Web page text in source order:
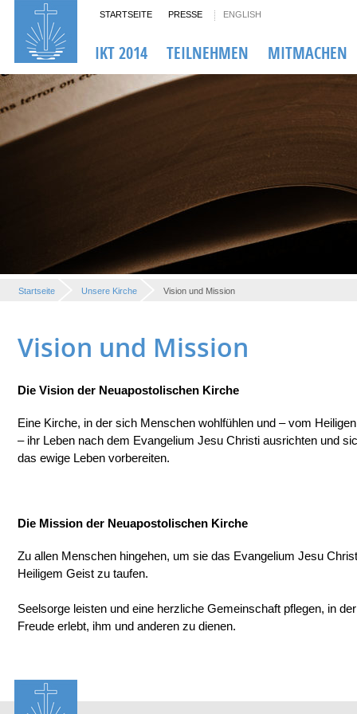
STARTSEITE PRESSE ENGLISH
IKT 2014 TEILNEHMEN MITMACHEN
Startseite Unsere Kirche Vision und Mission
Vision und Mission
Die Vision der Neuapostolischen Kirche
Eine Kirche, in der sich Menschen wohlfühlen und – vom
– ihr Leben nach dem Evangelium Jesu Christi ausrichten und
das ewige Leben vorbereiten.
Die Mission der Neuapostolischen Kirche
Zu allen Menschen hingehen, um sie das Evangelium Jesu
Heiligem Geist zu taufen.
Seelsorge leisten und eine herzliche Gemeinschaft pflegen, in
Freude erlebt, ihm und anderen zu dienen.